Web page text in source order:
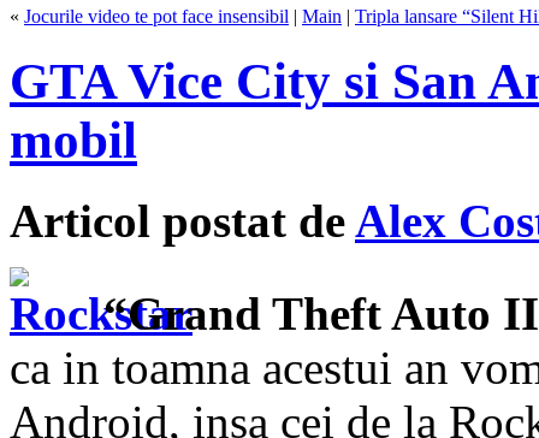
« Jocurile video te pot face insensibil | Main | Tripla lansare “Silent
GTA Vice City si San
mobil
Articol postat de Alex
“Grand Theft Auto
ca in toamna acestui an
Android, insa cei de la